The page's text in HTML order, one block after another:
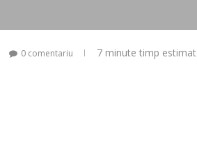
0 comentariu 7 minute timp estimat